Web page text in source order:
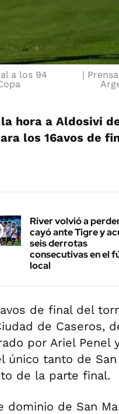
a los 94
hora a Aldosivi
los 16avos de
River volvió a
cayó ante Tigre y
seis derrotas
consecutivas en el
local
de final del
de Caseros,
por Ariel Penel
único tanto de San
de la parte final.
dominio de San